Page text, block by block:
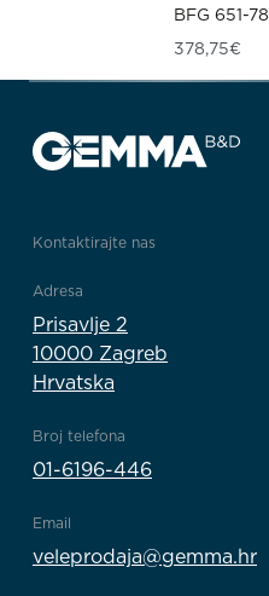
BFG 651-78
378,75€
Kontaktirajte nas
Adresa
Prisavlje 2
10000 Zagreb
Hrvatska
Broj telefona
01-6196-446
Email
veleprodaja@gemma.hr